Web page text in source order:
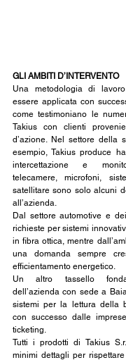
GLI AMBITI D’INTERVENTO
Una metodologia di
essere applicata con
come testimoniano le
Takius con clienti
d’azione. Nel settore della
esempio, Takius produce
intercettazione e
telecamere, microfoni,
satellitare sono solo alcuni
all’azienda.
Dal settore automotive e
richieste per sistemi
in fibra ottica, mentre
una domanda sempre
efficientamento energetico.
Un altro tassello
dell’azienda con sede a
sistemi per la lettura della
con successo dalle
ticketing.
Tutti i prodotti di Takius
minimi dettagli per